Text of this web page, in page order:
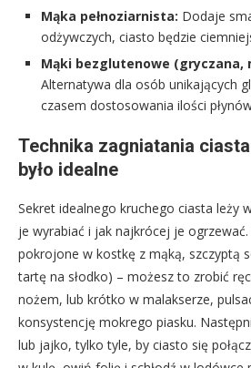
Mąka pełnoziarnista: Dodaje
odżywczych, ciasto będzie
Mąki bezglutenowe (gryczana,
Alternatywa dla osób unikających
czasem dostosowania ilości
Technika zagniatania
było idealne
Sekret idealnego kruchego ciasta leży
je wyrabiać i jak najkrócej je ogrzewać.
pokrojone w kostkę z mąką, szczyptą
tartę na słodko) – możesz to zrobić
nożem, lub krótko w malakserze,
konsystencję mokrego piasku.
lub jajko, tylko tyle, by ciasto się